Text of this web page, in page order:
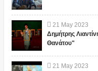
21 May 2023
Δημήτρης
Θανάτου"
21 May 2023